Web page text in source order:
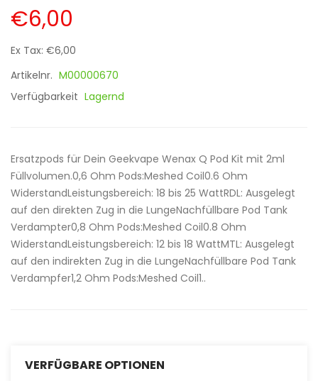
€6,00
Ex Tax: €6,00
Artikelnr. M00000670
Verfügbarkeit Lagernd
Ersatzpods für Dein Geekvape Wenax Q Pod Kit mit 2ml
Füllvolumen.0,6 Ohm Pods:Meshed Coil0.6 Ohm
WiderstandLeistungsbereich: 18 bis 25 WattRDL: Ausgelegt
auf den direkten Zug in die LungeNachfüllbare Pod Tank
Verdampter0,8 Ohm Pods:Meshed Coil0.8 Ohm
WiderstandLeistungsbereich: 12 bis 18 WattMTL: Ausgelegt
auf den indirekten Zug in die LungeNachfüllbare Pod Tank
Verdampfer1,2 Ohm Pods:Meshed Coil1..
VERFÜGBARE OPTIONEN